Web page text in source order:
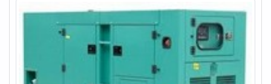
primordiais que são deixados de lado por muitas empresas
que não focam na fidelização do cliente.Esses e outros
motivos são a razão pela qual a E. C. A. Equipamentos
Eletrônicos é uma empresa altamente qualificada quando
exploramos o segmento de vendas e assistência técnica de
no-break, estabilizadores, grupo gerador e instalações